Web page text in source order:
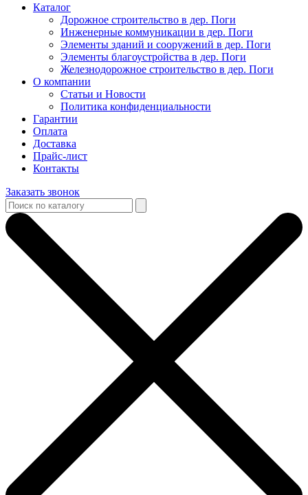
Каталог
Дорожное строительство в дер. Поги
Инженерные коммуникации в дер. Поги
Элементы зданий и сооружений в дер. Поги
Элементы благоустройства в дер. Поги
Железнодорожное строительство в дер. Поги
О компании
Статьи и Новости
Политика конфиденциальности
Гарантии
Оплата
Доставка
Прайс-лист
Контакты
Заказать звонок